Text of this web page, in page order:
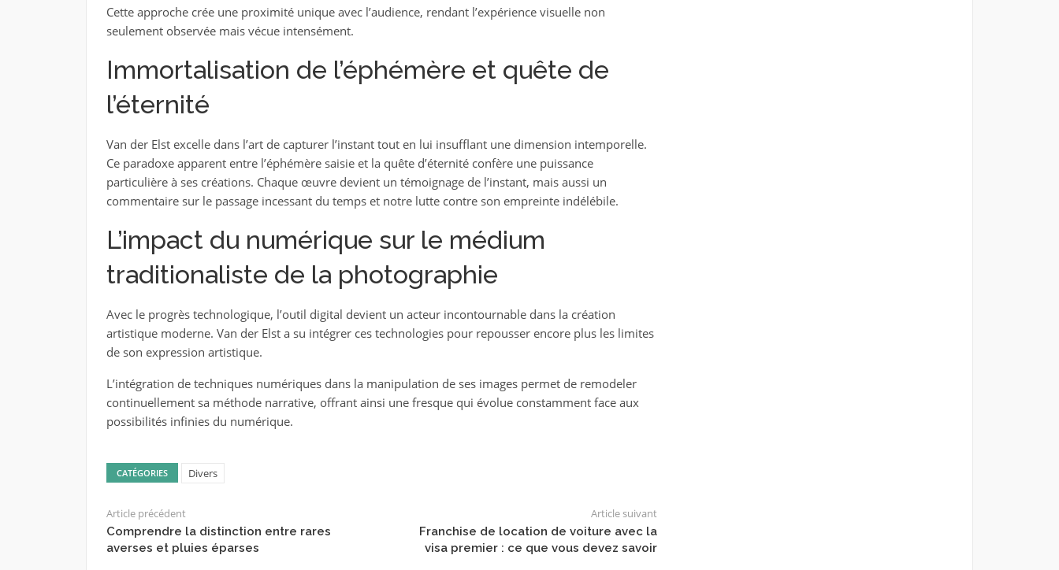
Cette approche crée une proximité unique avec l’audience, rendant l’expérience visuelle non
seulement observée mais vécue intensément.
Immortalisation de l’éphémère et quête de
l’éternité
Van der Elst excelle dans l’art de capturer l’instant tout en lui insufflant une dimension intemporelle.
Ce paradoxe apparent entre l’éphémère saisie et la quête d’éternité confère une puissance
particulière à ses créations. Chaque œuvre devient un témoignage de l’instant, mais aussi un
commentaire sur le passage incessant du temps et notre lutte contre son empreinte indélébile.
L’impact du numérique sur le médium
traditionaliste de la photographie
Avec le progrès technologique, l’outil digital devient un acteur incontournable dans la création
artistique moderne. Van der Elst a su intégrer ces technologies pour repousser encore plus les limites
de son expression artistique.
L’intégration de techniques numériques dans la manipulation de ses images permet de remodeler
continuellement sa méthode narrative, offrant ainsi une fresque qui évolue constamment face aux
possibilités infinies du numérique.
CATÉGORIES Divers
Article précédent
Comprendre la distinction entre rares
averses et pluies éparses
Article suivant
Franchise de location de voiture avec la
visa premier : ce que vous devez savoir